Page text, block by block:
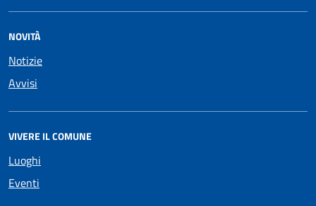
NOVITÀ
Notizie
Avvisi
VIVERE IL COMUNE
Luoghi
Eventi